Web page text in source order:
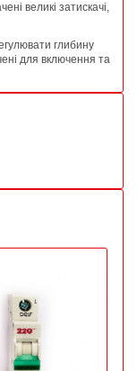
великі затискачі,
глибину
для включення та